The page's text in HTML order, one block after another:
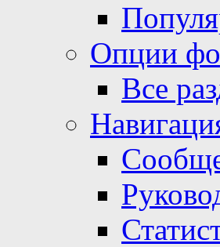
Опции
Все